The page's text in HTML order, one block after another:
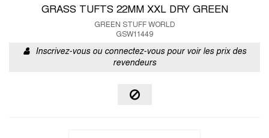
GRASS TUFTS 22MM XXL DRY GREEN
GREEN STUFF WORLD
GSW11449
Inscrivez-vous ou connectez-vous pour voir les prix des
revendeurs